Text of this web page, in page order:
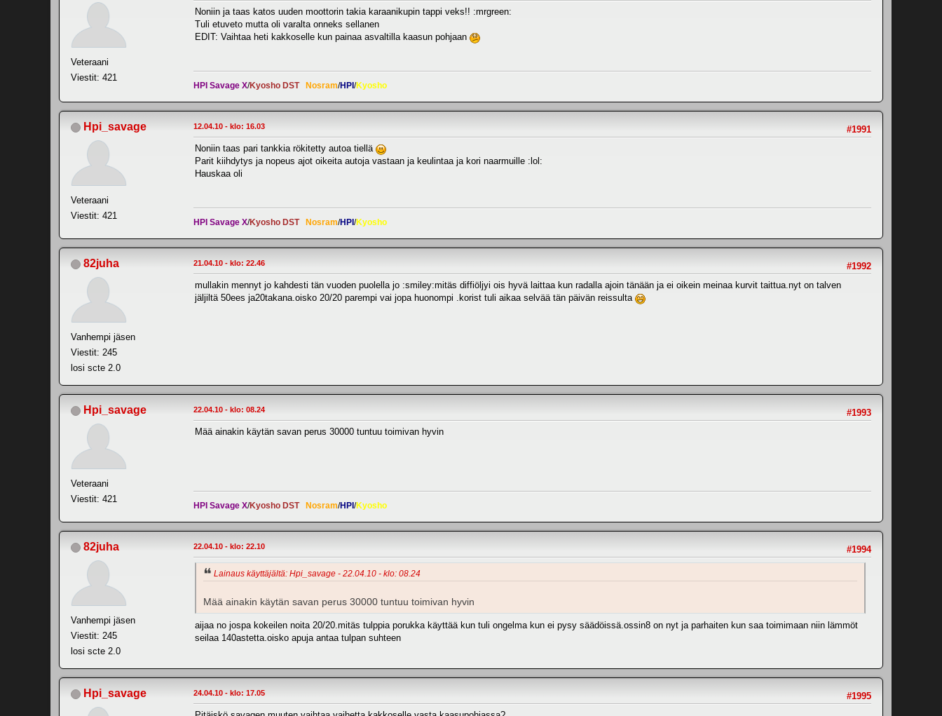
Veteraani
Viestit: 421
Noniin ja taas katos uuden moottorin takia karaanikupin tappi veks!! :mrgreen:
Tuli etuveto mutta oli varalta onneks sellanen
EDIT: Vaihtaa heti kakkoselle kun painaa asvaltilla kaasun pohjaan
HPI Savage X/Kyosho DST Nosram/HPI /Kyosho
Hpi_savage
Veteraani
Viestit: 421
#1991
12.04.10 - klo: 16.03
Noniin taas pari tankkia rökitetty autoa tiellä
Parit kiihdytys ja nopeus ajot oikeita autoja vastaan ja keulintaa ja kori naarmuille :lol:
Hauskaa oli
HPI Savage X/Kyosho DST Nosram/HPI /Kyosho
82juha
Vanhempi jäsen
Viestit: 245
losi scte 2.0
#1992
21.04.10 - klo: 22.46
mullakin mennyt jo kahdesti tän vuoden puolella jo :smiley:mitäs diffiöljyi ois hyvä laittaa kun radalla ajoin tänään ja ei oikein meinaa kurvit taittua.nyt on talven
jäljiltä 50ees ja20takana.oisko 20/20 parempi vai jopa huonompi .korist tuli aikaa selvää tän päivän reissulta
Hpi_savage
Veteraani
Viestit: 421
#1993
22.04.10 - klo: 08.24
Mää ainakin käytän savan perus 30000 tuntuu toimivan hyvin
HPI Savage X/Kyosho DST Nosram/HPI /Kyosho
82juha
Vanhempi jäsen
Viestit: 245
losi scte 2.0
#1994
22.04.10 - klo: 22.10
Lainaus käyttäjältä: Hpi_savage - 22.04.10 - klo: 08.24
Mää ainakin käytän savan perus 30000 tuntuu toimivan hyvin
aijaa no jospa kokeilen noita 20/20.mitäs tulppia porukka käyttää kun tuli ongelma kun ei pysy säädöissä.ossin8 on nyt ja parhaiten kun saa toimimaan niin lämmöt
seilaa 140astetta.oisko apuja antaa tulpan suhteen
Hpi_savage #1995
24.04.10 - klo: 17.05